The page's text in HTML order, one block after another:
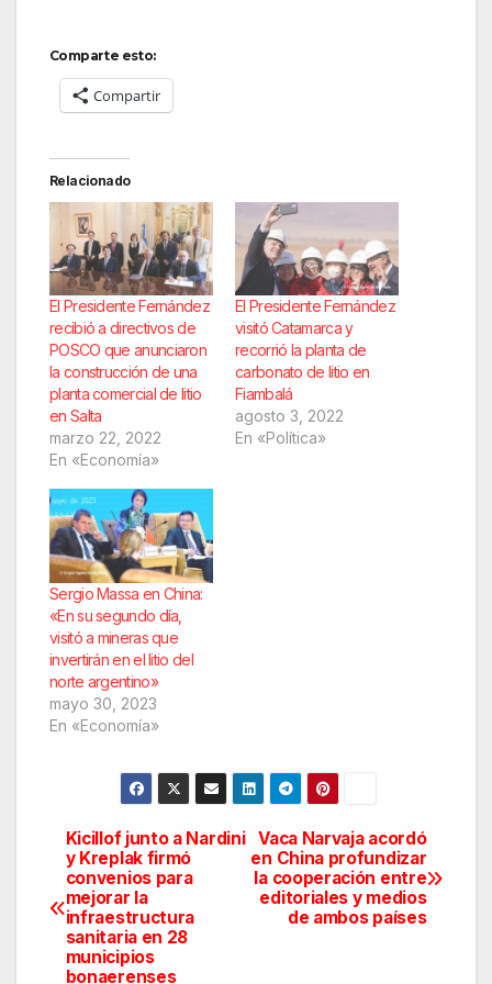
Comparte esto:
Compartir
Relacionado
El Presidente Fernández
recibió a directivos de
POSCO que anunciaron
la construcción de una
planta comercial de litio
en Salta
marzo 22, 2022
En «Economía»
El Presidente Fernández
visitó Catamarca y
recorrió la planta de
carbonato de litio en
Fiambalá
agosto 3, 2022
En «Política»
Sergio Massa en China:
«En su segundo día,
visitó a mineras que
invertirán en el litio del
norte argentino»
mayo 30, 2023
En «Economía»
Navegación
de
entradas
Vaca Narvaja acordó
en China profundizar
la cooperación entre
editoriales y medios
de ambos países
Kicillof junto a Nardini
y Kreplak firmó
convenios para
mejorar la
infraestructura
sanitaria en 28
municipios
bonaerenses